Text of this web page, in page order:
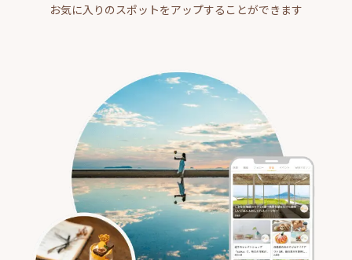
お気に入りのスポットをアップすることができます